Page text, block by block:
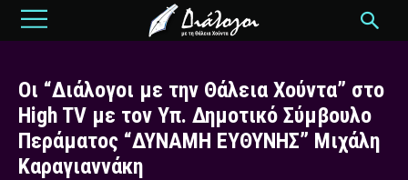
Οι “Διάλογοι με την Θάλεια Χούντα” στο
High TV με τον Υπ. Δημοτικό Σύμβουλο
Περάματος “ΔΥΝΑΜΗ ΕΥΘΥΝΗΣ” Μιχάλη
Καραγιαννάκη